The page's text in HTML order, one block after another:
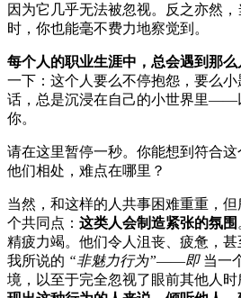
因为它几乎无法被忽视。反之亦然
时，你也能毫不费力地察觉到。
每个人的职业生涯中，总会遇到那
一下：这个人要么不停抱怨，要么
话，总是沉浸在自己的小世界里——
你。
请在这里暂停一秒。你能想到符合
他们相处，难点在哪里？
当然，和这样的人共事困难重重，
个共同点： 这类人会制造紧张的氛围
精疲力竭。他们令人沮丧、疲惫，
我所说的 “非魅力行为”——即当一
境，以至于完全忽视了眼前其他人时